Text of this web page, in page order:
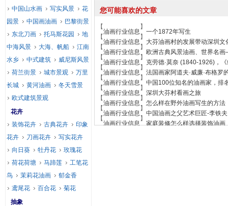
您可能喜欢的文章
【油画行业信息 】 一个1872年写生
【油画行业信息 】 大芬油画村的发展带动深圳文
【油画行业信息 】 欧洲古典风景油画、世界名
【油画行业信息 】 克劳德·莫奈 (1840-1926)，
【油画行业信息 】 法国画家阿道夫·威廉·布格罗
【油画行业信息 】 中国100位知名的油画家，排
【油画行业信息 】 深圳大芬村看画之旅
【油画行业信息 】 怎么样在野外油画写生的方法
【油画行业信息 】 中国油画之父艺术巨匠-李铁夫
【油画行业信息】 家庭装修怎么样选择装饰油画
中国山水画
写实风景
花
园景
中国画油画
巴黎街景
东北刀画
托马斯花园
地
中海风景
大海、帆船
江南
水乡
中式建筑
威尼斯风景
荷兰街景
城市景观
万里
长城
黄河油画
冬天雪景
欧式建筑景观
花卉
装饰花卉
古典花卉
印象
花卉
刀画花卉
写实花卉
向日葵
牡丹花
玫瑰花
荷花荷塘
马蹄莲
工笔花
鸟
茉莉花油画
郁金香
鸢尾花
百合花
菊花
抽象